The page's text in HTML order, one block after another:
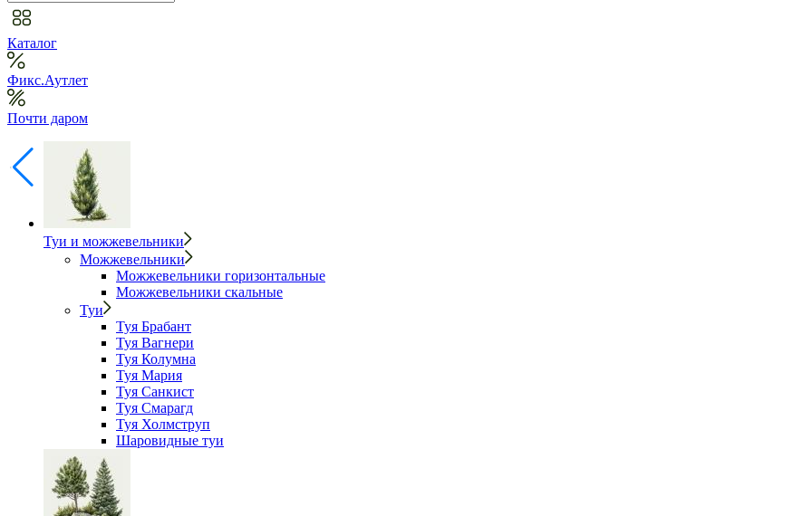
Каталог
Фикс.Аутлет
Почти даром
Туи и можжевельники
Можжевельники
Можжевельники горизонтальные
Можжевельники скальные
Туи
Туя Брабант
Туя Вагнери
Туя Колумна
Туя Мария
Туя Санкист
Туя Смарагд
Туя Холмструп
Шаровидные туи